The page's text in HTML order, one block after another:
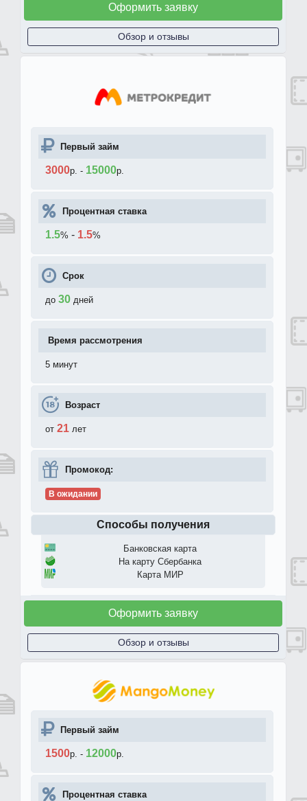
Оформить заявку
Обзор и отзывы
Первый займ
3000р. - 15000р.
Процентная ставка
1.5% - 1.5%
Срок
до 30 дней
Время рассмотрения
5 минут
Возраст
от 21 лет
Промокод:
В ожидании
Способы получения
Банковская карта
На карту Сбербанка
Карта МИР
Оформить заявку
Обзор и отзывы
Первый займ
1500р. - 12000р.
Процентная ставка